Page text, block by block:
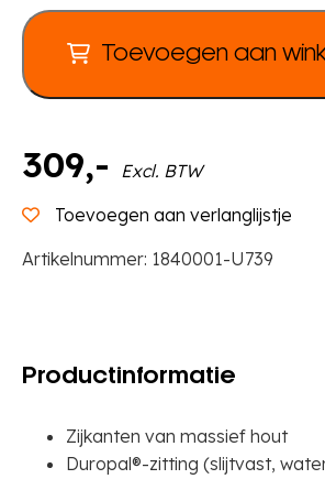
309,- Excl. BTW
80
x
33
aantal
Toevoegen aan
Toevoegen aan verlanglijstje
Artikelnummer: 1840001-U739
Productinformatie
Zijkanten van massief hout
Duropal®-zitting (slijtvast,